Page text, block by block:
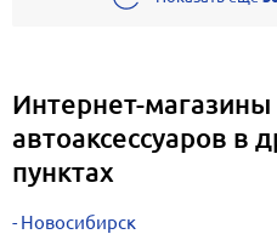
Интернет-магазины
автоаксессуаров в
пунктах
Новосибирск